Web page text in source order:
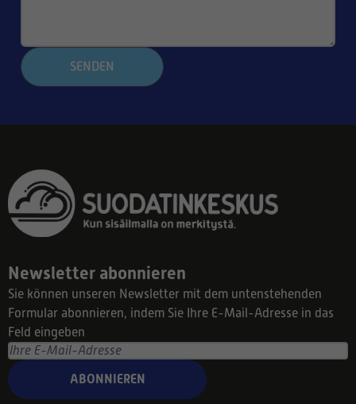
SENDEN
Newsletter abonnieren
Sie können unseren Newsletter mit dem untenstehenden
Formular abonnieren, indem Sie Ihre E-Mail-Adresse in das
Feld eingeben
ABONNIEREN